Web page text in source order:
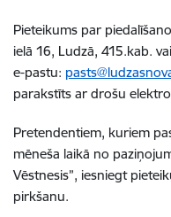
Pieteikums par
ielā 16, Ludzā, 415.kab.
e-pastu:
parakstīts ar drošu
Pretendentiem, kuriem
mēneša laikā no
Vēstnesis”, iesniegt
pirkšanu.